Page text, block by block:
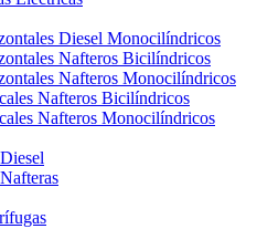
Diesel Monocilíndricos
Nafteros Bicilíndricos
Nafteros Monocilíndricos
Nafteros Bicilíndricos
Nafteros Monocilíndricos